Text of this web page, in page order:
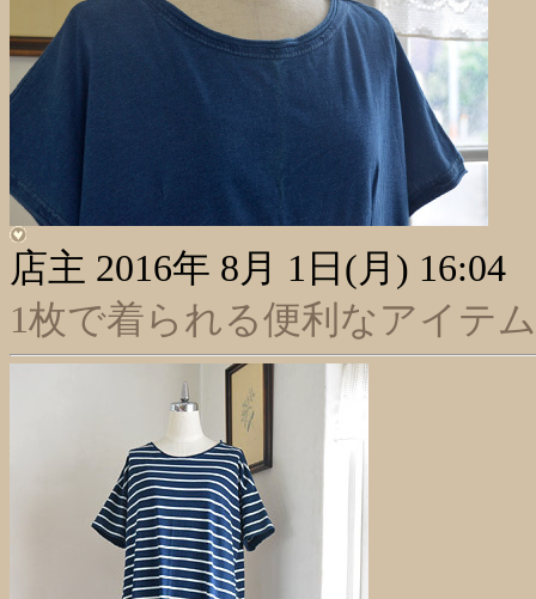
店主 2016年 8月 1日(月) 16:04
1枚で着られる便利なアイテ